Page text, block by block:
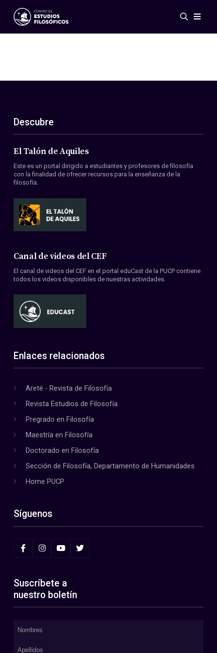
Eventos
ES
EN
Acerca de nosotros
Miembros
Convenios
Descubre
El Talón de Aquiles
Este es un portal dirigido a estudiantes y profesores de filosofía
con la finalidad de ofrecer recursos para la enseñanza de la
filosofía.
Canal de videos del CEF
El canal de videos del CEF en el portal eduCast de la PUCP contiene
todos los videos disponibles de nuestras actividades.
Enlaces relacionados
Areté - Revista de Filosofía
Revista Estudios de Filosofía
Pregrado en Filosofía
Maestría en Filosofía
Doctorado en Filosofía
Sección de Filosofía, Departamento de Humanidades
Home PUCP
Síguenos
Suscríbete a
nuestro boletín